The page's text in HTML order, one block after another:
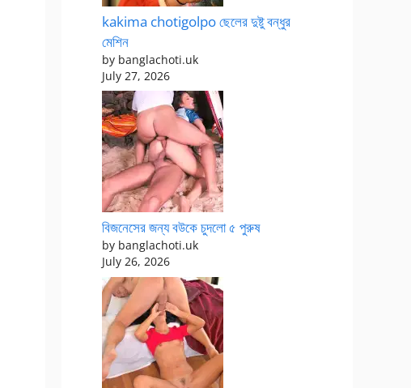
kakima chotigolpo ছেলের দুষ্টু বন্ধুর
মেশিন
by banglachoti.uk
July 27, 2026
বিজনেসের জন্য বউকে চুদলো ৫ পুরুষ
by banglachoti.uk
July 26, 2026